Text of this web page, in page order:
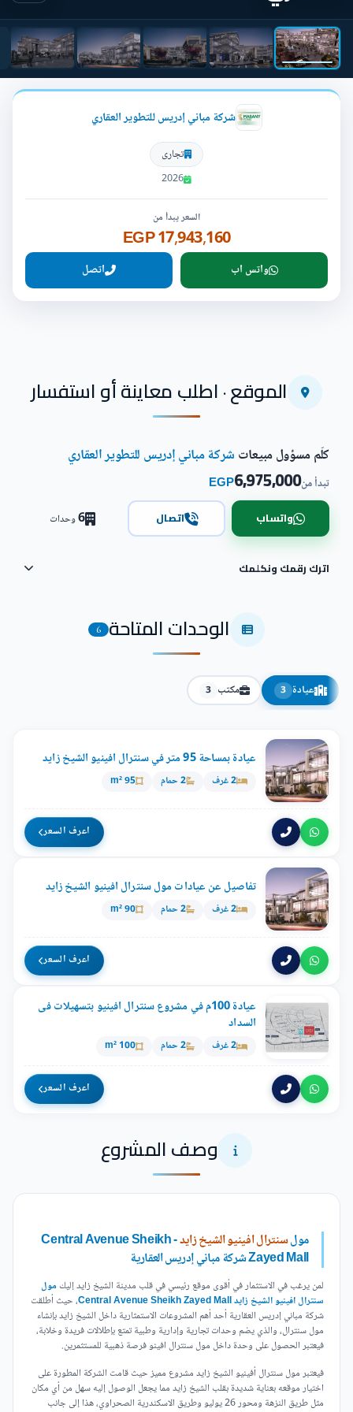
شركة مباني إدريس للتطوير العقاري
تجارى
2026
السعر يبدأ من
17,943,160 EGP
واتس اب اتصل
الموقع · اطلب معاينة أو استفسار
كلّم مسؤول مبيعات شركة مباني إدريس للتطوير العقاري
تبدأ من6,975,000
EGP
واتساب اتصال 6وحدات
اترك رقمك ونكلمك
الوحدات المتاحة 6
عيادة 3 مكتب 3
عيادة بمساحة 95 متر في سنترال افينيو الشيخ زايد
2 غرف 2 حمام 95 m²
اعرف السعر
تفاصيل عن عيادات مول سنترال افينيو الشيخ زايد
2 غرف 2 حمام 90 m²
اعرف السعر
عيادة 100م في مشروع سنترال افينيو بتسهيلات فى
السداد
2 غرف 2 حمام 100 m²
اعرف السعر
وصف المشروع
مولسنترال افينيو الشيخ زايد - Central Avenue Sheikh
Zayed Mall شركة مباني إدريس العقارية
لمن يرغب في الاستثمار في أقوى موقع رئيسي في قلب مدينة الشيخ زايد إليكمول
سنترال افينيو الشيخ زايد Central Avenue Sheikh Zayed Mall
، حيث أطلقت
شركة مباني إدريس العقارية أحد أهم المشروعات الاستمثارية داخل الشيخ زايد بإنشاء
مول سنترال، والذي يضم وحدات تجارية وإدارية وطبية تمتع بإطلالات فريدة وخلابة،
فيعتبر الحصول على وحدة داخل مول سنترال افينو فرصة ذهبية للمستثمرين.
فيعتبر مول سنترال أفينيو الشيخ زايد مشروع مميز حيث قامت الشركة المطورة على
اختيار موقعه بعناية شديدة بقلب الشيخ زايد مما يجعل الوصول إليه سهل من أي مكان
مثل طريق النزهة ومحور 26 يوليو وطريق الاسكندرية الصحراوي، هذا إلى جانب